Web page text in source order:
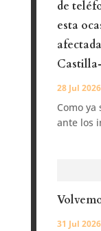
de
esta
28 Jul 2026
Como
ante los
31 Jul 2026